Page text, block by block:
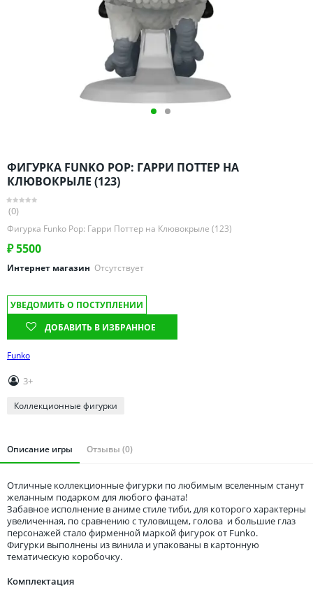
Оренбургская область
Пензенская область
Ростовская область
Рязанская область
Саратовская область
Свердловская область
Ставропольский край
Тамбовская область
Татарстан
Тверская область
Томская область
Тюменская область
Удмуртия
Ульяновская область
ФИГУРКА FUNKO POP: ГАРРИ ПОТТЕР НА
КЛЮВОКРЫЛЕ (123)
(0)
Фигурка Funko Pop: Гарри Поттер на Клювокрыле (123)
₽5500
Интернет магазин Отсутствует
УВЕДОМИТЬ О ПОСТУПЛЕНИИ
ДОБАВИТЬ В ИЗБРАННОЕ
Funko
3+
Коллекционные фигурки
Описание игры Отзывы (0)
Отличные коллекционные фигурки по любимым вселенным станут
желанным подарком для любого фаната!
Забавное исполнение в аниме стиле тиби, для которого характерны
увеличенная, по сравнению с туловищем, голова и большие глаз
персонажей стало фирменной маркой фигурок от Funko.
Фигурки выполнены из винила и упакованы в картонную
тематическую коробочку.
Комплектация